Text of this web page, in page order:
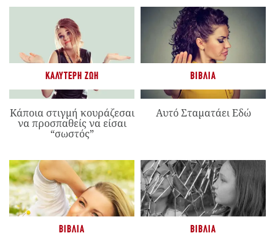
ΚΑΛΎΤΕΡΗ ΖΩΉ
Κάποια στιγμή κουράζεσαι
να προσπαθείς να είσαι
“σωστός”
ΒΙΒΛΊΑ
Αυτό Σταματάει Εδώ
ΒΙΒΛΊΑ ΒΙΒΛΊΑ